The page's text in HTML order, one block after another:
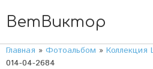
ВетВиктор
Главная » Фотоальбом » Коллекция
014-04-2684